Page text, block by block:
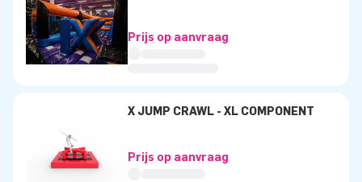
Prijs op aanvraag
X JUMP CRAWL - XL COMPONENT
Prijs op aanvraag